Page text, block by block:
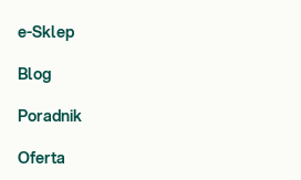
e-Sklep
Blog
Poradnik
Oferta